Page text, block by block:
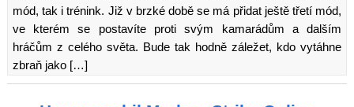
mód, tak i trénink. Již v brzké době se má přidat ještě třetí mód,
ve kterém se postavíte proti svým kamarádům a dalším
hráčům z celého světa. Bude tak hodně záležet, kdo vytáhne
zbraň jako […]